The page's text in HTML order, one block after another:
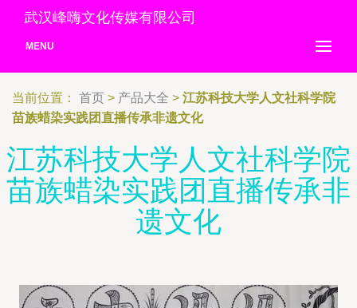
武汉峰嗨文化传媒有限公司
MENU
当前位置： 首页 > 产品大全 > 江苏科技大学人文社科学院
苗族蜡染实践团直播传承非遗文化
江苏科技大学人文社科学院
苗族蜡染实践团直播传承非
遗文化